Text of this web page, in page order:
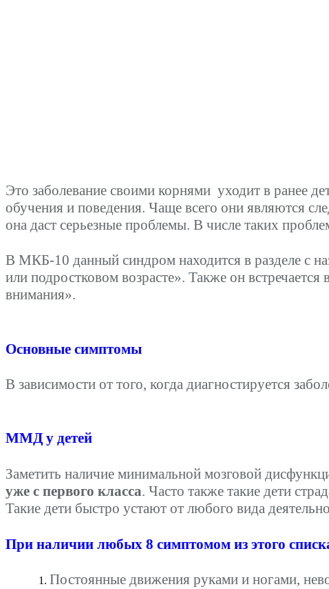
Это заболевание своими корнями уходит в ранее
обучения и поведения. Чаще всего они являются
она даст серьезные проблемы. В числе таких
В МКБ-10 данный синдром находится в разделе с
или подростковом возрасте». Также он
внимания».
Основные симптомы
В зависимости от того, когда диагностируется
ММД у детей
Заметить наличие минимальной мозговой
уже с первого класса. Часто также такие дети
Такие дети быстро устают от любого вида
При наличии любых 8 симптомом из этого
Постоянные движения руками и ногами,